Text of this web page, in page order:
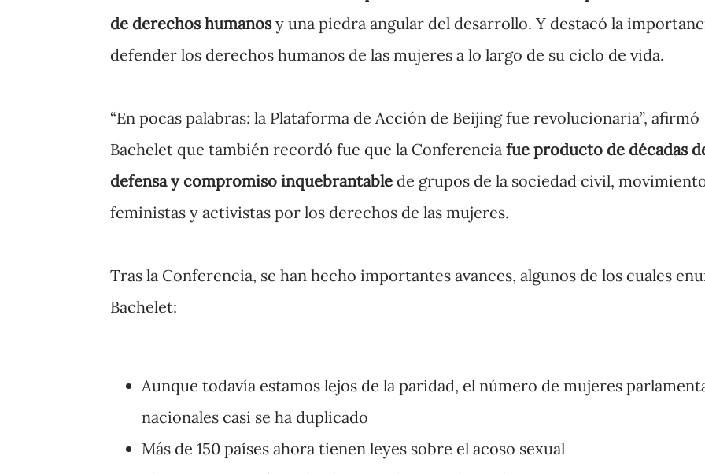
de derechos humanosy una piedra angular del desarrollo. Y destacó la
defender los derechos humanos de las mujeres a lo largo de su ciclo de vida.
“En pocas palabras: la Plataforma de Acción de Beijing fue revolucionaria”, afirmó
Bachelet que también recordó fue que la Conferencia fue producto de décadas
defensa y compromiso inquebrantable de grupos de la sociedad civil,
feministas y activistas por los derechos de las mujeres.
Tras la Conferencia, se han hecho importantes avances, algunos de los cuales
Bachelet:
Aunque todavía estamos lejos de la paridad, el número de mujeres
nacionales casi se ha duplicado
Más de 150 países ahora tienen leyes sobre el acoso sexual